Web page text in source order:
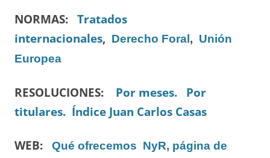
NORMAS: Tratados
internacionales, Derecho Foral, Unión
Europea
RESOLUCIONES: Por meses.
Por
titulares. Índice Juan Carlos Casas
WEB: Qué ofrecemos NyR, página de